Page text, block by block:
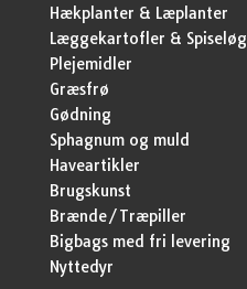
Hækplanter & Læplanter
Læggekartofler & Spiseløg
Plejemidler
Græsfrø
Gødning
Sphagnum og muld
Haveartikler
Brugskunst
Brænde/Træpiller
Bigbags med fri levering
Nyttedyr